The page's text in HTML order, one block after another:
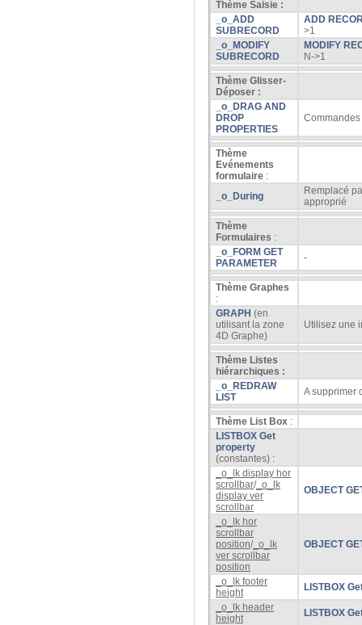
Thème Saisie :
_o_ADD
SUBRECORD
ADD
>1
_o_MODIFY
SUBRECORD
MODIFY
N->1
Thème Glisser-
Déposer :
_o_DRAG AND
DROP
PROPERTIES
Thème
Evénements
formulaire :
_o_During
Remplacé
approprié
Thème
Formulaires :
_o_FORM GET
PARAMETER
-
Thème Graphes
:
GRAPH (en
utilisant la zone
4D Graphe)
Utilisez une
Thème Listes
hiérarchiques :
_o_REDRAW
LIST
A supprimer
Thème List Box :
LISTBOX Get
property
(constantes) :
_o_lk display hor
scrollbar/_o_lk
display ver
scrollbar
OBJECT
_o_lk hor
scrollbar
position/_o_lk
ver scrollbar
position
OBJECT
_o_lk footer
height
LISTBOX
_o_lk header
height
LISTBOX